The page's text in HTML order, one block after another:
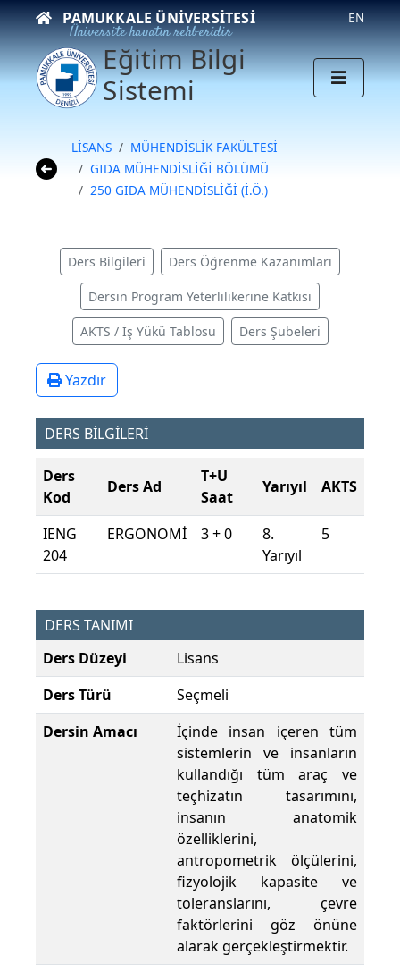
PAMUKKALE ÜNIVERSITESI
Üniversite hayatın rehberidir
EN
Eğitim Bilgi
Sistemi
LİSANS
MÜHENDİSLİK FAKÜLTESİ
GIDA MÜHENDİSLİĞİ BÖLÜMÜ
250 GIDA MÜHENDİSLİĞİ (İ.Ö.)
Ders Bilgileri Ders Öğrenme Kazanımları
Dersin Program Yeterlilikerine Katkısı
AKTS / İş Yükü Tablosu Ders Şubeleri
Yazdır
DERS BİLGİLERİ
Ders
Kod
Ders Ad
T+U
Saat
Yarıyıl AKTS
IENG
204
ERGONOMİ 3 + 0
8.
Yarıyıl
5
DERS TANIMI
Ders Düzeyi
Lisans
Ders Türü
Seçmeli
Dersin Amacı
İçinde insan içeren tüm
sistemlerin ve insanların
kullandığı tüm araç ve
teçhizatın tasarımını,
insanın anatomik
özelliklerini,
antropometrik ölçülerini,
fizyolojik kapasite ve
toleranslarını, çevre
faktörlerini göz önüne
alarak gerçekleştirmektir.